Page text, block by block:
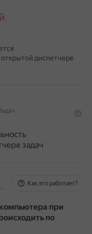
диспетчере
задач
На основе источников, возможны неточности
Как это работает?
при
по